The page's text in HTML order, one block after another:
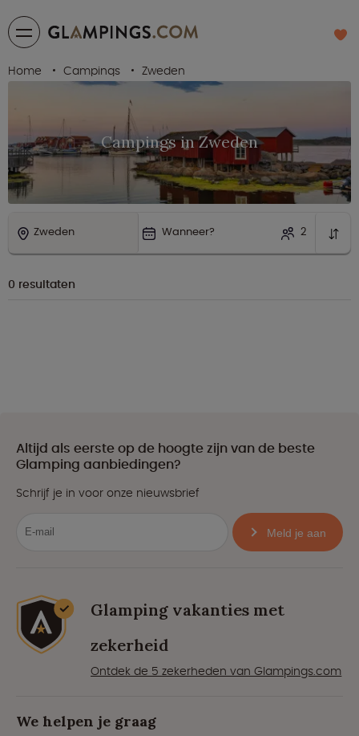
Home Campings Zweden
Campings in Zweden
Zweden Wanneer? 2
0 resultaten
Altijd als eerste op de hoogte zijn van de beste
Glamping aanbiedingen?
Schrijf je in voor onze nieuwsbrief
Meld je aan
Glamping vakanties met
zekerheid
Ontdek de 5 zekerheden van Glampings.com
We helpen je graag